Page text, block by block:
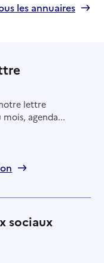
les annuaires
lettre
agenda...
sociaux